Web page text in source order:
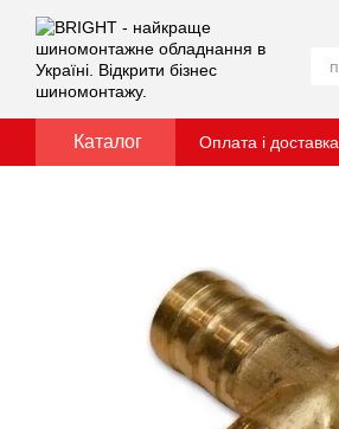
Перейти до основного контенту
Каталог Оплата і доставка